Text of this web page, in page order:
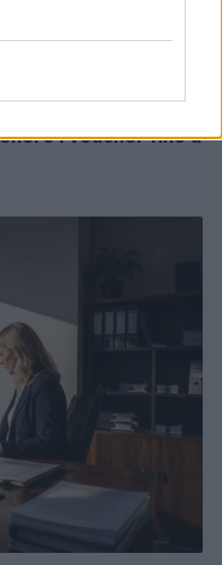
i voucher fino a